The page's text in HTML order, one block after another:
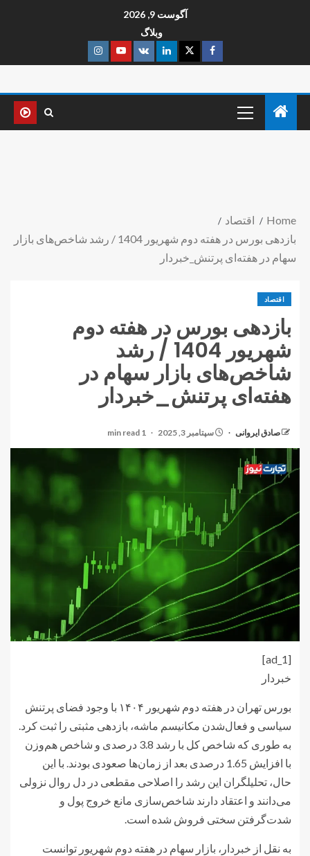
آگوست 9, 2026
وبلاگ
Home
اقتصاد
بازدهی بورس در هفته دوم شهریور 1404 / رشد شاخص‌های بازار
سهام در هفته‌ای پرتنش_خبردار
اقتصاد
بازدهی بورس در هفته دوم
شهریور 1404 / رشد
شاخص‌های بازار سهام در
هفته‌ای پرتنش_خبردار
صادق ایروانی سپتامبر 3, 2025 1 min read
[ad_1]
خبردار
بورس تهران در هفته دوم شهریور ۱۴۰۴ با وجود فضای پرتنش
سیاسی و فعال‌شدن مکانیسم ماشه، بازدهی مثبتی را ثبت کرد.
به طوری که شاخص کل با رشد 3.8 درصدی و شاخص هم‌وزن
با افزایش 1.65 درصدی بعد از زمان‌ها صعودی بودند. با این
حال، تحلیلگران این رشد را اصلاحی مقطعی در دل روال نزولی
می‌دانند و اعتقاد دارند شاخص‌سازی مانع خروج پول و
شدت‌گرفتن سختی فروش شده است.
به نقل از خبردار، بازار سهام در هفته دوم شهریور توانست